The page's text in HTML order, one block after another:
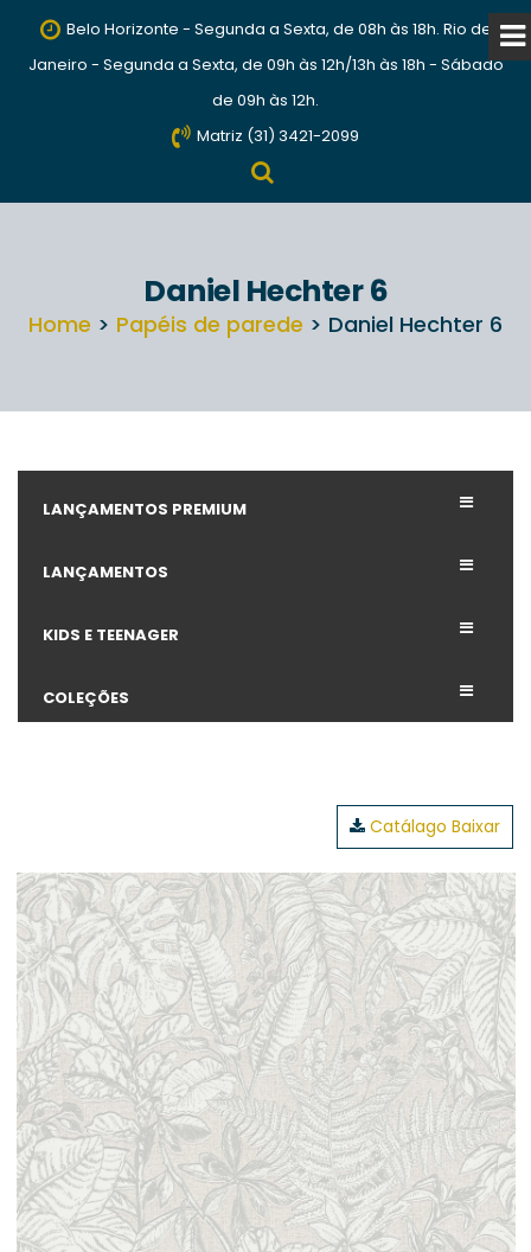
Belo Horizonte - Segunda a Sexta, de 08h às 18h. Rio de
Janeiro - Segunda a Sexta, de 09h às 12h/13h às 18h - Sábado
de 09h às 12h.
Matriz (31) 3421-2099
Daniel Hechter 6
Home > Papéis de parede > Daniel Hechter 6
LANÇAMENTOS PREMIUM
LANÇAMENTOS
KIDS E TEENAGER
COLEÇÕES
Catálago Baixar